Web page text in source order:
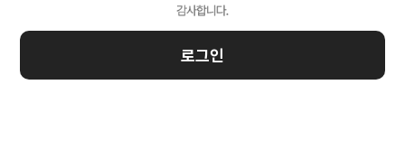
로그인